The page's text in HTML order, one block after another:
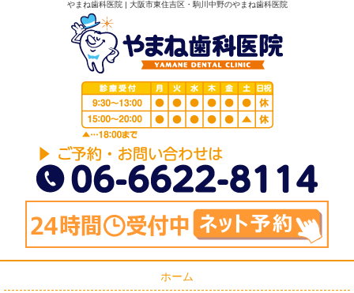
やまね歯科医院 | 大阪市東住吉区・駒川中野のやまね歯科医院
ホーム